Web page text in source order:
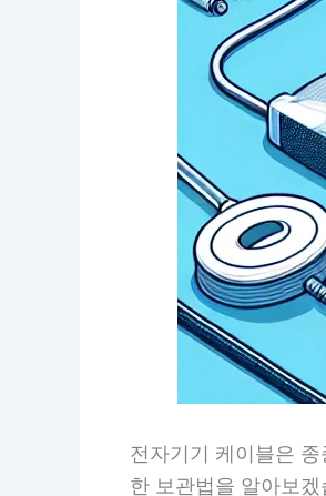
전자기기 케이블은
한 보관법을 알아보겠